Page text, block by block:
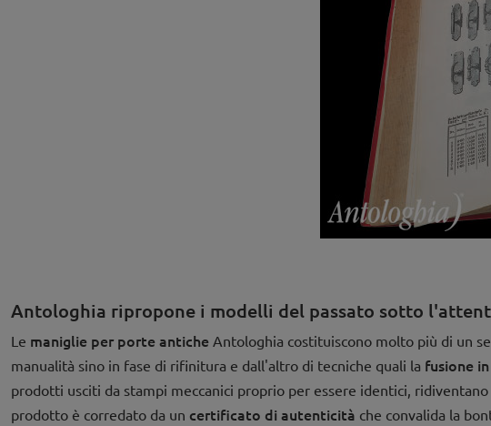
Antologhia ripropone i modelli del passato sotto
Le maniglie per porte antiche Antologhia costituiscono molto più di un
manualità sino in fase di rifinitura e dall'altro di tecniche quali la fusione
prodotti usciti da stampi meccanici proprio per essere identici,
prodotto è corredato da un certificato di autenticità che convalida la